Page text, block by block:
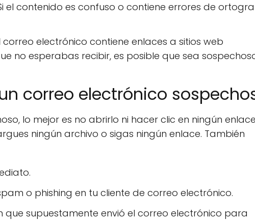
el contenido es confuso o contiene errores de
correo electrónico contiene enlaces a sitios web
no esperabas recibir, es posible que sea
correo electrónico
lo mejor es no abrirlo ni hacer clic en ningún
ningún archivo o sigas ningún enlace. También
o phishing en tu cliente de correo electrónico.
supuestamente envió el correo electrónico para